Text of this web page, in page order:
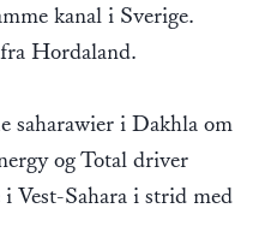
kanal i Sverige.
Hordaland.
saharawier i Dakhla om
og Total driver
Vest-Sahara i strid med